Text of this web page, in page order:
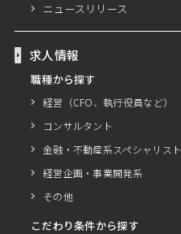
ニュースリリース
求人情報
職種から探す
経営（CFO、執行役員など）
コンサルタント
金融・不動産系スペシャリスト
経営企画・事業開発系
その他
こだわり条件から探す